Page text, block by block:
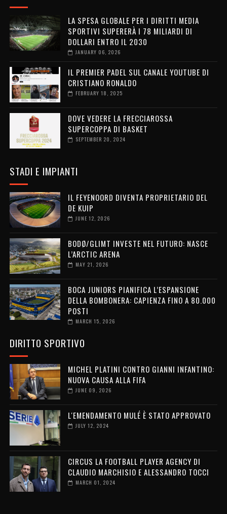
LA SPESA GLOBALE PER I DIRITTI MEDIA
SPORTIVI SUPERERÀ I 78 MILIARDI DI
DOLLARI ENTRO IL 2030
JANUARY 06, 2026
IL PREMIER PADEL SUL CANALE YOUTUBE DI
CRISTIANO RONALDO
FEBRUARY 18, 2025
DOVE VEDERE LA FRECCIAROSSA
SUPERCOPPA DI BASKET
SEPTEMBER 20, 2024
STADI E IMPIANTI
IL FEYENOORD DIVENTA PROPRIETARIO DEL
DE KUIP
JUNE 12, 2026
BODØ/GLIMT INVESTE NEL FUTURO: NASCE
L’ARCTIC ARENA
MAY 21, 2026
BOCA JUNIORS PIANIFICA L’ESPANSIONE
DELLA BOMBONERA: CAPIENZA FINO A 80.000
POSTI
MARCH 15, 2026
DIRITTO SPORTIVO
MICHEL PLATINI CONTRO GIANNI INFANTINO:
NUOVA CAUSA ALLA FIFA
JUNE 09, 2026
L'EMENDAMENTO MULÉ È STATO APPROVATO
JULY 12, 2024
CIRCUS LA FOOTBALL PLAYER AGENCY DI
CLAUDIO MARCHISIO E ALESSANDRO TOCCI
MARCH 01, 2024